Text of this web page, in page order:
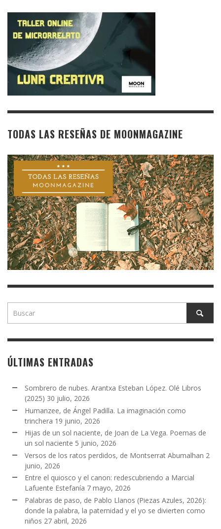
TODAS LAS RESEÑAS DE MOONMAGAZINE
ÚLTIMAS ENTRADAS
Sombrero de nubes. Arantxa Esteban López. Olé Libros
(2025) 30 julio, 2026
Humanzee, de Ángel Padilla. La imaginación como
trinchera 19 junio, 2026
Hijas de un sol naciente, de Joan de La Vega. Poemas de
un sol naciente 5 junio, 2026
Versos de los ratos perdidos, de Montserrat Abumalhan 2
junio, 2026
Entre el quiosco y el canon: redescubriendo a Marcial
Lafuente Estefanía 7 mayo, 2026
Palabras de paso, de Pablo Llanos (Piezas Azules, 2026):
donde la palabra, la paternidad y el yo se divierten como
niños 27 abril, 2026